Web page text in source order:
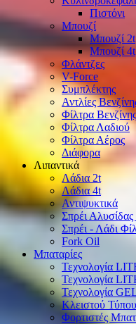
Πιστόνι
Μπουζί
Μπουζί 2t
Μπουζί 4t
Φλάντζες
V-Force
Συμπλέκτης
Αντλίες
Φίλτρα Βενζίνης
Φίλτρα Λαδιού
Φίλτρα Αέρος
Διάφορα
Λιπαντικά
Λάδια 2t
Λάδια 4t
Αντιψυκτικά
Σπρέι
Σπρέι - Λάδι
Fork Oil
Μπαταρίες
Τεχνολογία
Τεχνολογία
Τεχνολογία
Κλειστού
Φορτιστές